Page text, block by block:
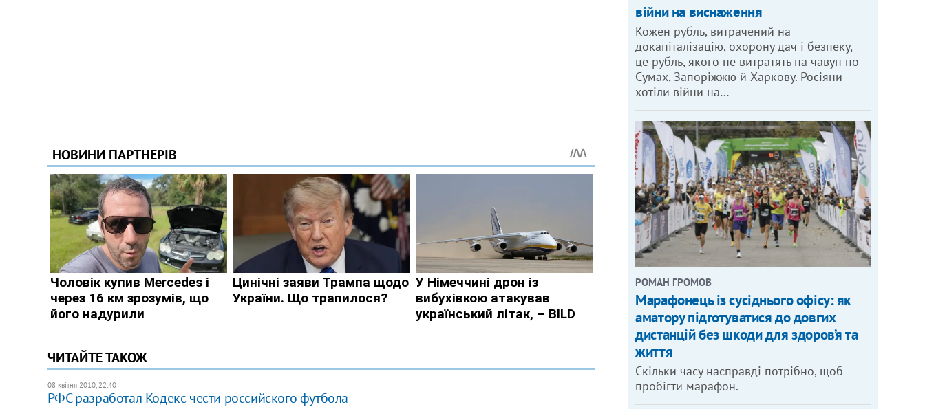
ЧИТАЙТЕ ТАКОЖ
08 квітня 2010, 22:40
РФС разработал Кодекс чести российского футбола
війни на виснаження
Кожен рубль, витрачений на
докапіталізацію, охорону дач і безпеку, —
це рубль, якого не витратять на чавун по
Сумах, Запоріжжю й Харкову. Росіяни
хотіли війни на…
РОМАН ГРОМОВ
Марафонець із сусіднього офісу: як
аматору підготуватися до довгих
дистанцій без шкоди для здоров’я та
життя
Скільки часу насправді потрібно, щоб
пробігти марафон.